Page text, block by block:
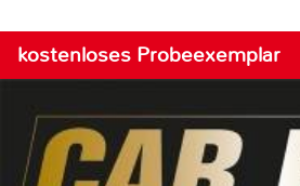
kostenloses Probeexemplar